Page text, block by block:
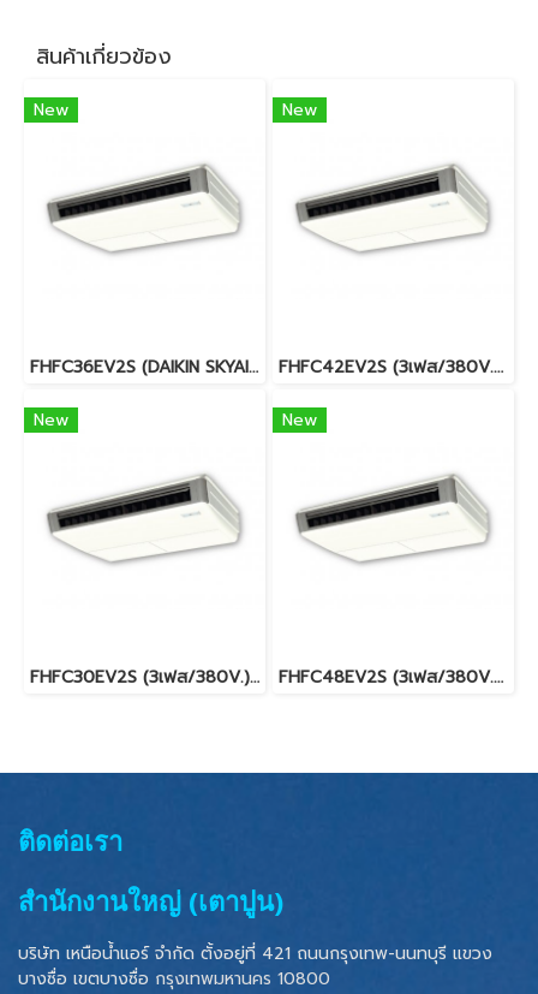
สินค้าเกี่ยวข้อง
New
FHFC36EV2S (DAIKIN SKYAIR) รุ่นแขวนใต้ฝ้า INVERTER น้ำยา R32 พร้อมบริการติดตั้ง
New
FHFC42EV2S (3เฟส/380V.)(DAIKIN SKYAIR) รุ่นแขวนใต้ฝ้า INVERTER น้ำยา R32 พร้อมบริการติดตั้ง
New
FHFC30EV2S (3เฟส/380V.)(DAIKIN SKYAIR) รุ่นแขวนใต้ฝ้า INVERTER น้ำยา R32 พร้อมบริการติดตั้ง
New
FHFC48EV2S (3เฟส/380V.)(DAIKIN SKYAIR) รุ่นแขวนใต้ฝ้า INVERTER น้ำยา R32 พร้อมบริการติดตั้ง
ติดต่อเรา
สำนักงานใหญ่ (เตาปูน)
บริษัท เหนือน้ำแอร์ จำกัด ตั้งอยู่ที่ 421 ถนนกรุงเทพ-นนทบุรี แขวง
บางซื่อ เขตบางซื่อ กรุงเทพมหานคร 10800